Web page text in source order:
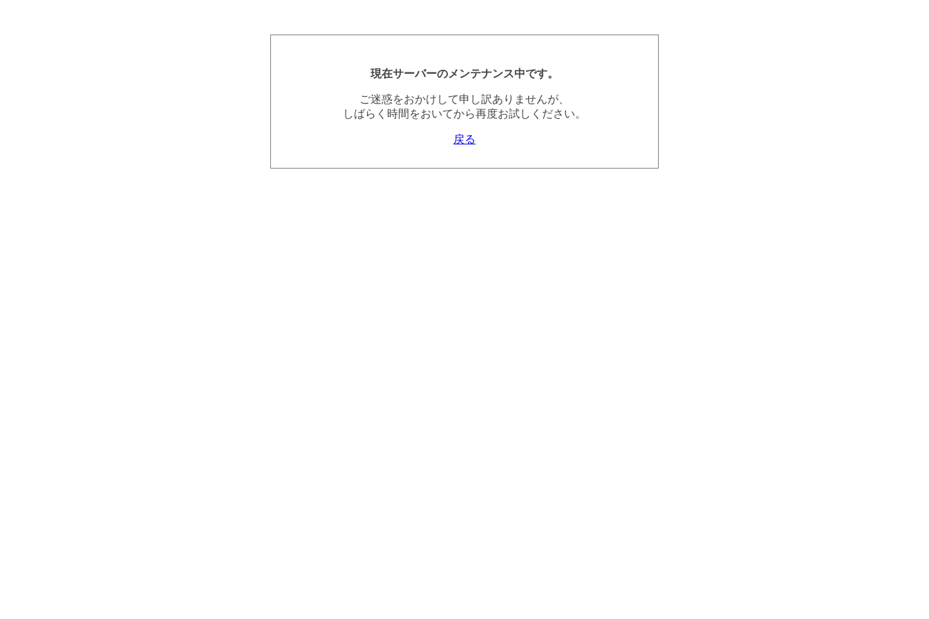
現在サーバーのメンテナンス中です。
ご迷惑をおかけして申し訳ありませんが、
しばらく時間をおいてから再度お試しください。
戻る